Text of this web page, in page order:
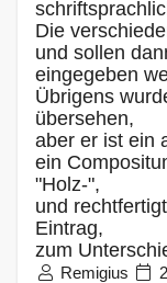
Die
und sollen
eingegeben
Übrigens
übersehen,
aber er ist ein
ein
"Holz-",
und
Eintrag,
zum
Remigius